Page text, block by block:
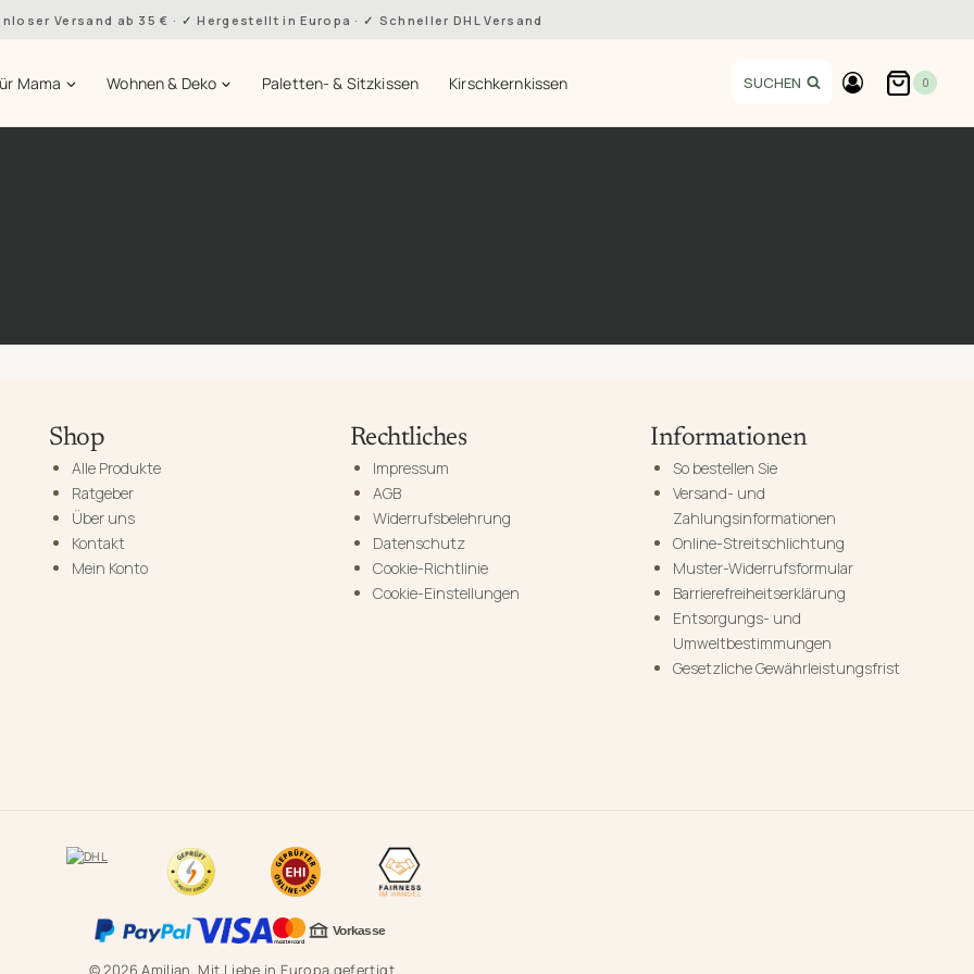
Versand ab 35 € · Hergestellt in Europa · Schneller DHL Versand
Mama Wohnen & Deko Paletten- & Sitzkissen Kirschkernkissen SUCHEN 0
Shop
Alle Produkte
Ratgeber
Über uns
Kontakt
Mein Konto
Rechtliches
Impressum
AGB
Widerrufsbelehrung
Datenschutz
Cookie-Richtlinie
Cookie-Einstellungen
Informationen
So bestellen Sie
Versand- und
Zahlungsinformationen
Online-Streitschlichtung
Muster-Widerrufsformular
Barrierefreiheitserklärung
Entsorgungs- und
Umweltbestimmungen
Gesetzliche Gewährleistungsfrist
© 2026 Amilian. Mit Liebe in Europa gefertigt.